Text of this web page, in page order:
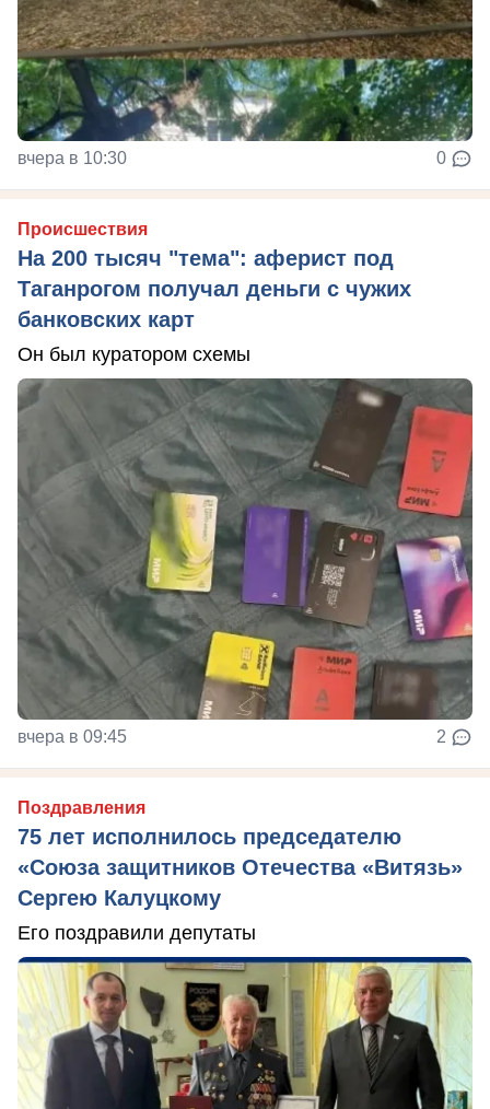
вчера в 10:30 0
Происшествия
На 200 тысяч "тема": аферист под
Таганрогом получал деньги с чужих
банковских карт
Он был куратором схемы
вчера в 09:45 2
Поздравления
75 лет исполнилось председателю
«Союза защитников Отечества «Витязь»
Сергею Калуцкому
Его поздравили депутаты